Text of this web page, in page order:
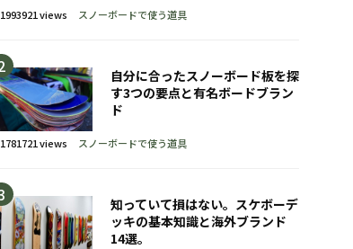
1993921 views スノーボードで使う道具
自分に合ったスノーボード板を探
す3つの要点と有名ボードブラン
ド
1781721 views スノーボードで使う道具
知っていて損はない。スケボーデ
ッキの基本知識と海外ブランド
14選。